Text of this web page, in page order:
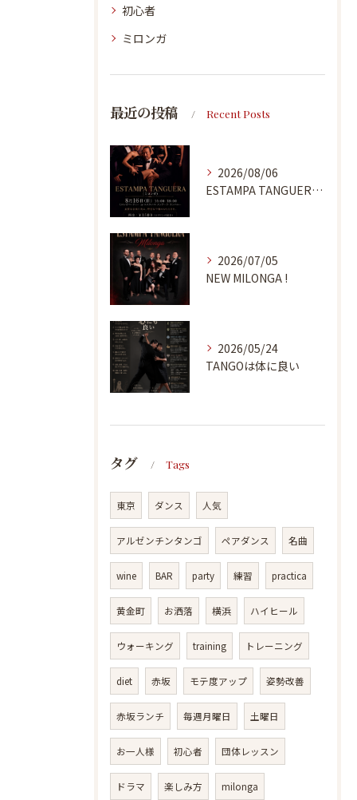
初心者
ミロンガ
最近の投稿 Recent Posts
2026/08/06
ESTAMPA TANGUERA MILONGA
2026/07/05
NEW MILONGA !
2026/05/24
TANGOは体に良い
タグ Tags
東京 ダンス 人気
アルゼンチンタンゴ ペアダンス 名曲
wine BAR party 練習 practica
黄金町 お洒落 横浜 ハイヒール
ウォーキング training トレーニング
diet 赤坂 モテ度アップ 姿勢改善
赤坂ランチ 毎週月曜日 土曜日
お一人様 初心者 団体レッスン
ドラマ 楽しみ方 milonga